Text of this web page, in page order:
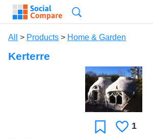
All > Products > Home & Garden
Kerterre
FavoriteLikes
1